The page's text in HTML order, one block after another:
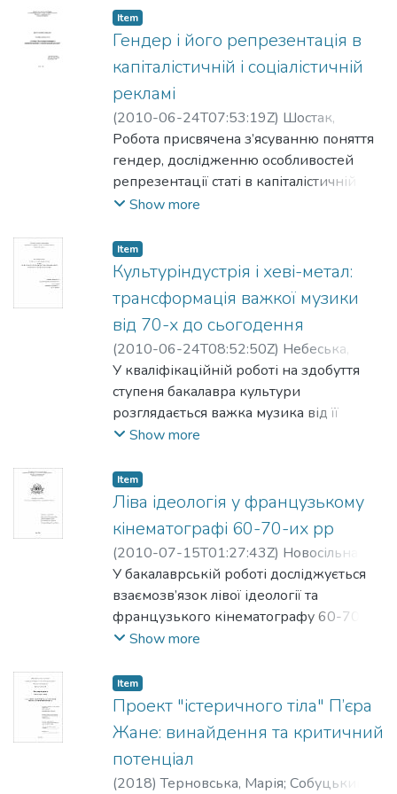
економічної кризи 2008-2009 рр. на
основі структури транснаціональної
фінансової системи в капіталістичній
глобалізації.
Item
Гендер і його репрезентація в
капіталістичній і соціалістичній
рекламі
(2010-06-24T07:53:19Z) Шостак,
Наталія ;Брюховецька, Ольга
Робота присвячена з’ясуванню поняття
гендер, дослідженню особливостей
репрезентації статі в капіталістичній і
соціалістичній рекламі на основі
аналізу, заснованого на гендерних
дослідженнях, що займають
міждисциплінарне поле, близьке як до
культурології, так і до соціології.
Зроблено спробу переінтерпритувати
традиційне уявлення про радянську
рекламу, виокремлено комерційну
рекламу як джерело нехарактерних
для радянської ідеології гендерних
стереотипів.
Show more
Item
Культуріндустрія і хеві-метал:
трансформація важкої музики
від 70-х до сьогодення
(2010-06-24T08:52:50Z) Небеська,
Анна;Брюховецька, Ольга
У кваліфікаційній роботі на здобуття
ступеня бакалавра культури
розглядається важка музика від її
виникнення до сьогодення. Увага
музики й еволюції жанру до
різноманіття піджанрів, а також на
комерціалізації музики, особливо в
останні десятиліття. Аналізуються такі
артефакти важкої
музики, як композиції, тексти пісень,
відеокліпи, зображення (обкладинки
альбомів і фотографії виконавців).
Show more
Item
Ліва ідеологія у французькому
кінематографі 60-70-их рр
(2010-07-15T01:27:43Z) Новосільна,
Наталія;Собуцький, Михайло
У бакалаврській роботі досліджується
взаємозв’язок лівої ідеології та
французького кінематографу 60-70-их
років. Розглядаються підходи до
здійснюється огляд історичного
становлення трьох найпотужніших
ідеологій ХІХ-ХХ ст. З’ясовується вплив
лівих рухів на французький політичний
кінематограф на рівні тематики та
формальних характеристик; роль
Show more
Item
Проект "істеричного тіла" П’єра
Жане: винайдення та критичний
потенціал
(2018)Терновська, Марія; Собуцький,